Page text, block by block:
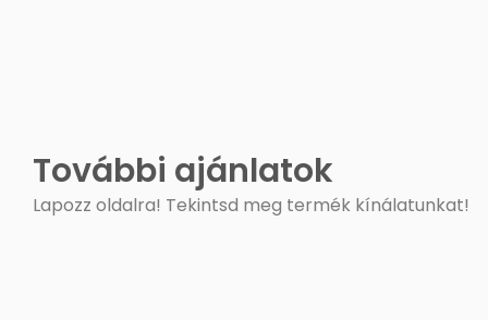
További ajánlatok
Lapozz oldalra! Tekintsd meg termék kínálatunkat!